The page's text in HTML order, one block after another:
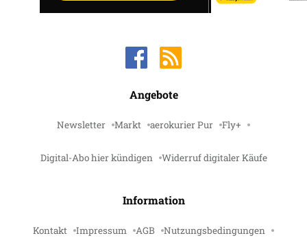
Angebote
Newsletter Markt aerokurier Pur Fly+
Digital-Abo hier kündigen Widerruf digitaler Käufe
Information
Kontakt Impressum AGB Nutzungsbedingungen